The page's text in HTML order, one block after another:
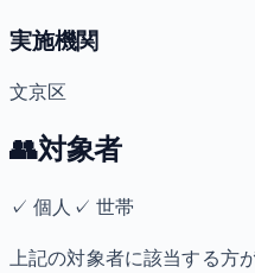
実施機関
文京区
👥対象者
✓個人 ✓ 世帯
上記の対象者に該当する方